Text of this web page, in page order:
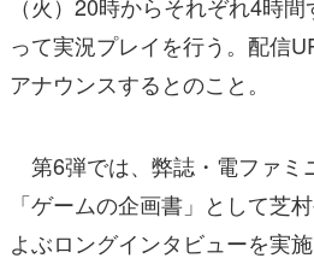
（火）20時からそれぞれ4時
って実況プレイを行う。配信
アナウンスするとのこと。
第6弾では、弊誌・電ファミ
「ゲームの企画書」として芝
よぶロングインタビューを実